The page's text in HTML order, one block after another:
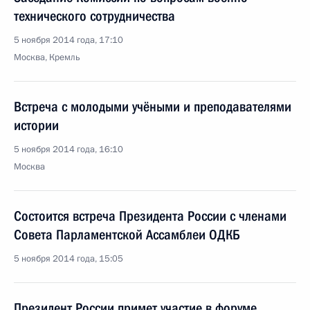
технического сотрудничества
5 ноября 2014 года, 17:10
Москва, Кремль
Встреча с молодыми учёными и преподавателями
истории
5 ноября 2014 года, 16:10
Москва
Состоится встреча Президента России с членами
Совета Парламентской Ассамблеи ОДКБ
5 ноября 2014 года, 15:05